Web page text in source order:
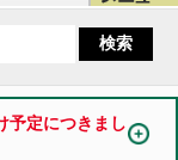
予定につきまし